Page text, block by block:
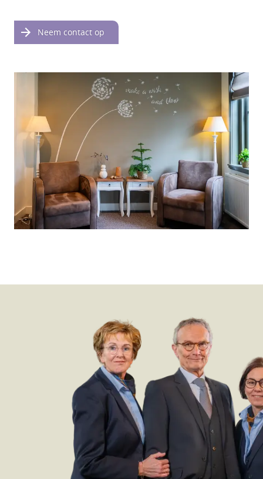
Neem contact op